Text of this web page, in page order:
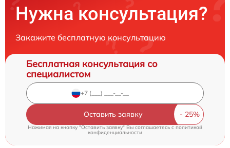
Нужна консультация?
Закажите бесплатную консультацию
Бесплатная консультация со
специалистом
Оставить заявку
Нажимая на кнопку "Оставить заявку" Вы соглашаетесь cполитикой
конфиденциальности